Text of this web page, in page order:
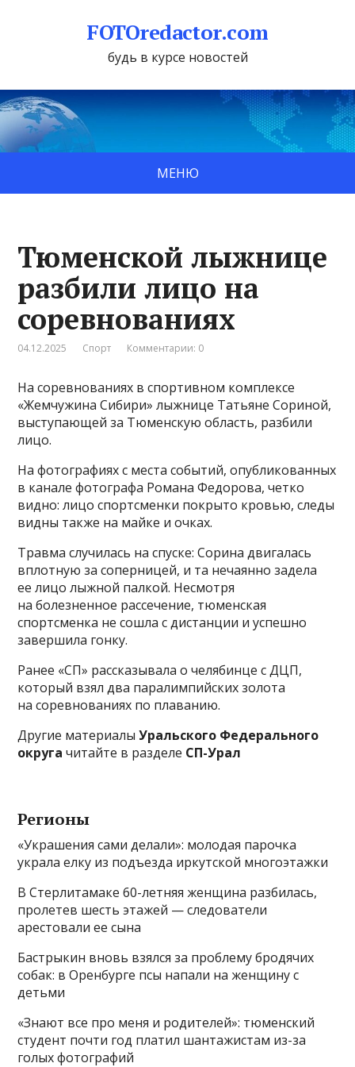
FOTOredactor.com
будь в курсе новостей
МЕНЮ
Тюменской лыжнице
разбили лицо на
соревнованиях
04.12.2025 Спорт Комментарии: 0
На соревнованиях в спортивном комплексе
«Жемчужина Сибири» лыжнице Татьяне Сориной,
выступающей за Тюменскую область, разбили
лицо.
На фотографиях с места событий, опубликованных
в канале фотографа Романа Федорова, четко
видно: лицо спортсменки покрыто кровью, следы
видны также на майке и очках.
Травма случилась на спуске: Сорина двигалась
вплотную за соперницей, и та нечаянно задела
ее лицо лыжной палкой. Несмотря
на болезненное рассечение, тюменская
спортсменка не сошла с дистанции и успешно
завершила гонку.
Ранее «СП» рассказывала о челябинце с ДЦП,
который взял два паралимпийских золота
на соревнованиях по плаванию.
Другие материалыУральского Федерального
округа читайте в разделе СП-Урал
Регионы
«Украшения сами делали»: молодая парочка
украла елку из подъезда иркутской многоэтажки
В Стерлитамаке 60-летняя женщина разбилась,
пролетев шесть этажей — следователи
арестовали ее сына
Бастрыкин вновь взялся за проблему бродячих
собак: в Оренбурге псы напали на женщину с
детьми
«Знают все про меня и родителей»: тюменский
студент почти год платил шантажистам из-за
голых фотографий